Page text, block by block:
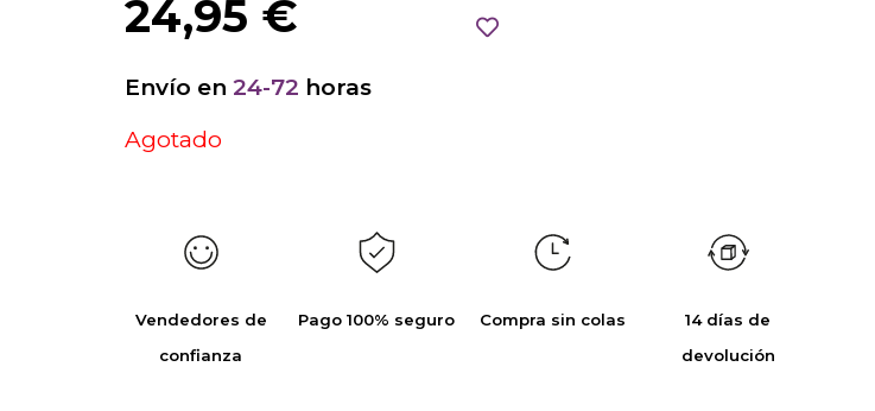
24,95 €
Envío en 24-72 horas
Agotado
Vendedores de
confianza
Pago 100% seguro Compra sin colas
14 días de
devolución